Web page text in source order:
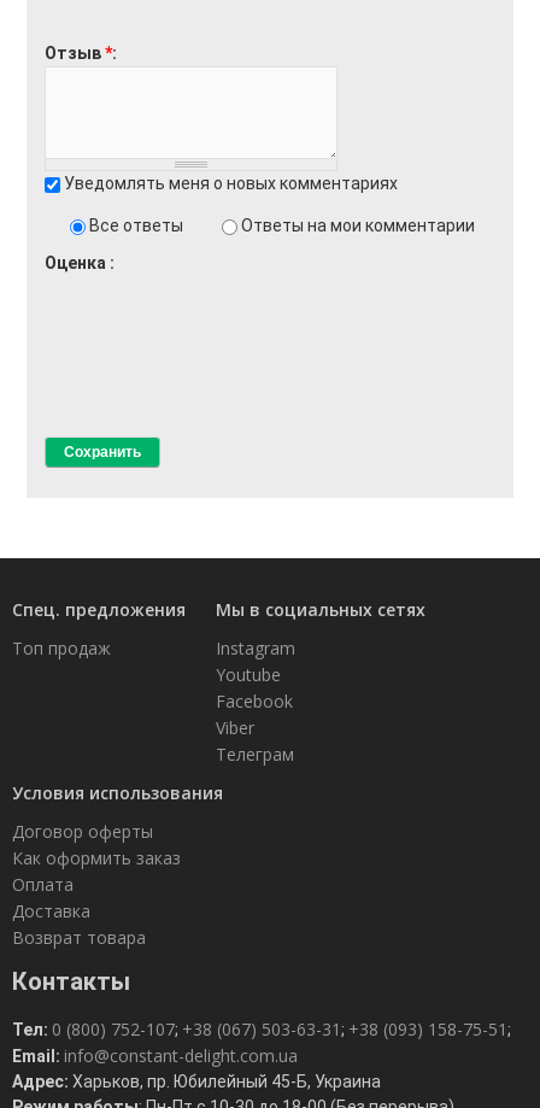
Отзыв*
Уведомлять меня о новых комментариях
Все ответы
Ответы на мои комментарии
Оценка
Спец. предложения
Топ продаж
Мы в социальных сетях
Instagram
Youtube
Facebook
Viber
Телеграм
Условия использования
Договор оферты
Как оформить заказ
Оплата
Доставка
Возврат товара
Контакты
Тел: 0 (800) 752-107; +38 (067) 503-63-31; +38 (093) 158-75-51;
Email: info@constant-delight.com.ua
Адрес: Харьков, пр. Юбилейный 45-Б, Украина